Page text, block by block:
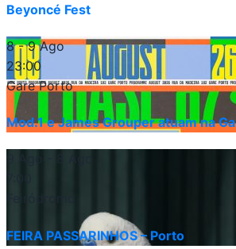
Beyoncé Fest
8 - 9 Ago
23:00
Gare Porto
Mod.1 e James Grouper atuam na
9 Ago
- 8 Ago
FEIRA PASSARINHOS – Porto